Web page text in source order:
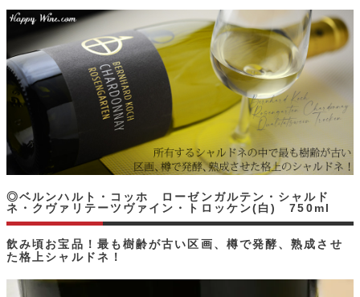
飲み頃お宝品！最も樹齢が古い区画、樽で発酵、熟成させ
た格上シャルドネ！
◎ベルンハルト・コッホ ローゼンガルテン・シャルド
ネ・クヴァリテーツヴァイン・トロッケン(白) 750ml